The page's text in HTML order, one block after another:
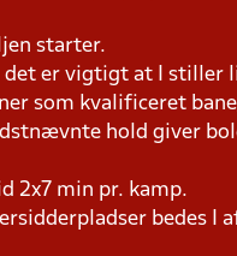
starter.
det er vigtigt at I stiller
som kvalificeret
hold giver
2x7 min pr. kamp.
bedes I